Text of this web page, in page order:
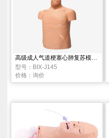
高级成人气道梗塞心肺复苏模拟人
型号：BIX-J145
价格：询价